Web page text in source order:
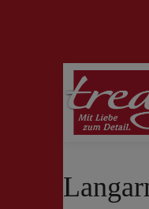
Zur Suche springen Zur